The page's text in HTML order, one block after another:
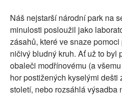
Náš nejstarší národní park na
minulosti posloužil jako
zásahů, které ve snaze
ničivý bludný kruh. Ať už to byl
obaleči modřínovému (a
hor postižených kyselými dešti
století, nebo rozsáhlá výsadba